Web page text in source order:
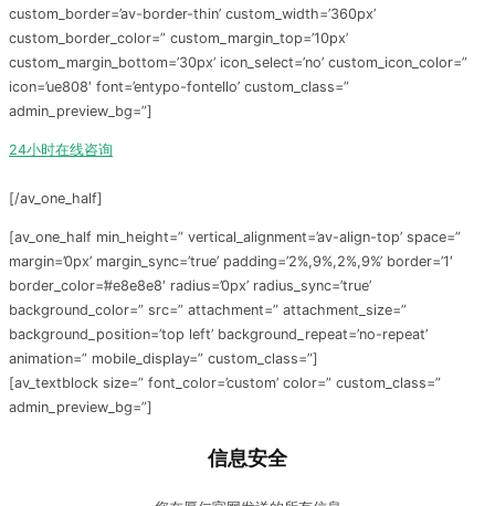
custom_border=’av-border-thin’ custom_width=’360px’
custom_border_color=” custom_margin_top=’10px’
custom_margin_bottom=’30px’ icon_select=’no’ custom_icon_color=”
icon=’ue808′ font=’entypo-fontello’ custom_class=”
admin_preview_bg=”]
24小时在线咨询
[/av_one_half]
[av_one_half min_height=” vertical_alignment=’av-align-top’ space=”
margin=’0px’ margin_sync=’true’ padding=’2%,9%,2%,9%’ border=’1′
border_color=’#e8e8e8′ radius=’0px’ radius_sync=’true’
background_color=” src=” attachment=” attachment_size=”
background_position=’top left’ background_repeat=’no-repeat’
animation=” mobile_display=” custom_class=”]
[av_textblock size=” font_color=’custom’ color=” custom_class=”
admin_preview_bg=”]
信息安全